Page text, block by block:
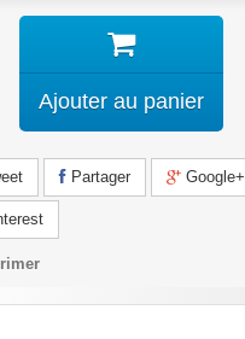
Ajouter au panier
Partager Google+